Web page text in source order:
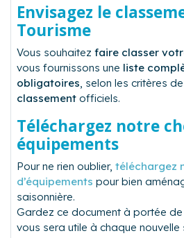
Envisagez le
Tourisme
Vous souhaitez faire classer
vous fournissons une liste
obligatoires, selon les critères
classement officiels.
Téléchargez notre
équipements
Pour ne rien oublier, téléchargez
d’équipements pour bien
saisonnière.
Gardez ce document à portée de
vous sera utile à chaque nouvelle